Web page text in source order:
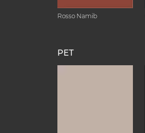
Rosso Namib
PET